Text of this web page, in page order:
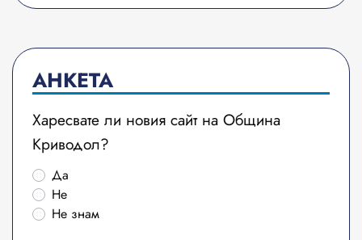
АНКЕТА
Харесвате ли новия сайт на Община
Криводол?
Да
Не
Не знам